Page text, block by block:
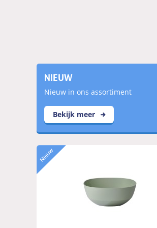
NIEUW
Nieuw in ons assortiment
Bekijk meer